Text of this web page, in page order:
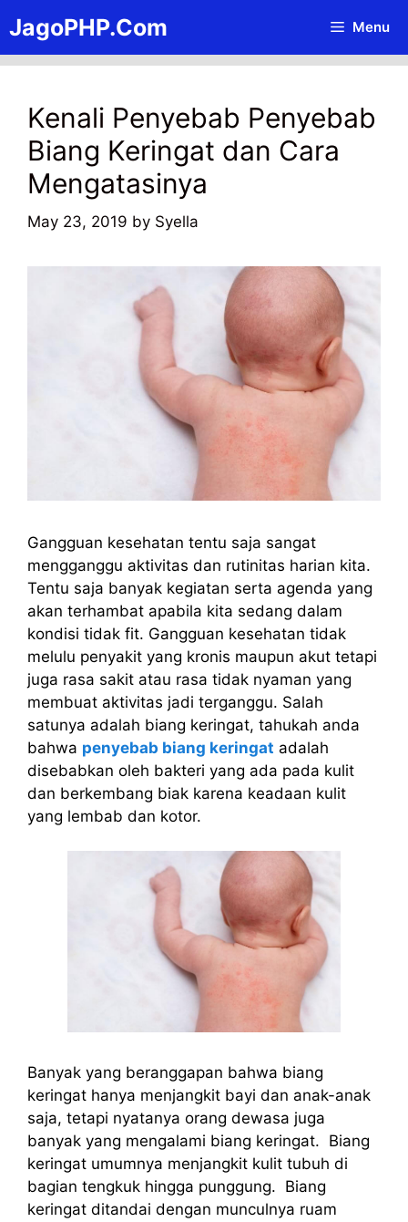
to
content
JagoPHP.Com Menu
Kenali Penyebab Penyebab
Biang Keringat dan Cara
Mengatasinya
May 23, 2019 by Syella
Gangguan kesehatan tentu saja sangat
mengganggu aktivitas dan rutinitas harian kita.
Tentu saja banyak kegiatan serta agenda yang
akan terhambat apabila kita sedang dalam
kondisi tidak fit. Gangguan kesehatan tidak
melulu penyakit yang kronis maupun akut tetapi
juga rasa sakit atau rasa tidak nyaman yang
membuat aktivitas jadi terganggu. Salah
satunya adalah biang keringat, tahukah anda
bahwa penyebab biang keringat adalah
disebabkan oleh bakteri yang ada pada kulit
dan berkembang biak karena keadaan kulit
yang lembab dan kotor.
Banyak yang beranggapan bahwa biang
keringat hanya menjangkit bayi dan anak-anak
saja, tetapi nyatanya orang dewasa juga
banyak yang mengalami biang keringat. Biang
keringat umumnya menjangkit kulit tubuh di
bagian tengkuk hingga punggung. Biang
keringat ditandai dengan munculnya ruam